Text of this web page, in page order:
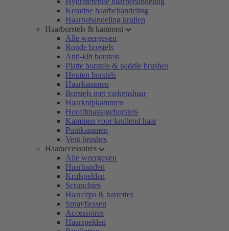
Keratine haarbehandeling
Haarbehandeling krullen
Haarborstels & kammen
Alle weergeven
Ronde borstels
Anti-klit borstels
Platte borstels & paddle brushes
Houten borstels
Haarkammen
Borstels met varkenshaar
Haarknipkammen
Hoofdmassageborstels
Kammen voor krullend haar
Puntkammen
Vent brushes
Haaraccessoires
Alle weergeven
Haarbanden
Krulspelden
Scrunchies
Haarclips & barrettes
Sprayflessen
Accessoires
Haarspelden